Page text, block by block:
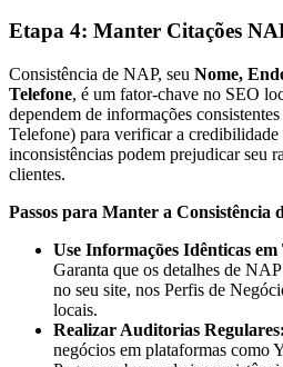
Etapa 4: Manter Citações
Consistência de NAP, seu Nome,
Telefone, é um fator-chave no SEO
dependem de informações
Telefone) para verificar a credibilidade
inconsistências podem prejudicar seu
clientes.
Passos para Manter a Consistência
Use Informações Idênticas
Garanta que os detalhes de
no seu site, nos Perfis de
locais.
Realizar Auditorias Regulares:
negócios em plataformas como